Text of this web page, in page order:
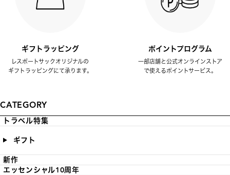
ギフトラッピング
レスポートサックオリジナルの
ギフトラッピングにて承ります。
ポイントプログラム
一部店舗と公式オンラインストア
で使えるポイントサービス。
CATEGORY
トラベル特集
ギフト
新作
エッセンシャル10周年